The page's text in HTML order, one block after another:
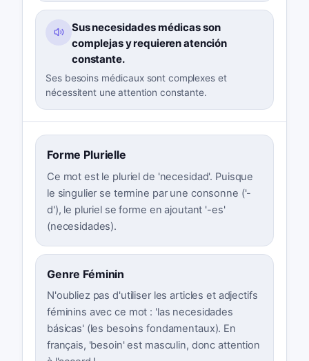
Sus necesidades médicas son
complejas y requieren atención
constante.
Ses besoins médicaux sont complexes et
nécessitent une attention constante.
Forme Plurielle
Ce mot est le pluriel de 'necesidad'. Puisque
le singulier se termine par une consonne ('-
d'), le pluriel se forme en ajoutant '-es'
(necesidades).
Genre Féminin
N'oubliez pas d'utiliser les articles et adjectifs
féminins avec ce mot : 'las necesidades
básicas' (les besoins fondamentaux). En
français, 'besoin' est masculin, donc attention